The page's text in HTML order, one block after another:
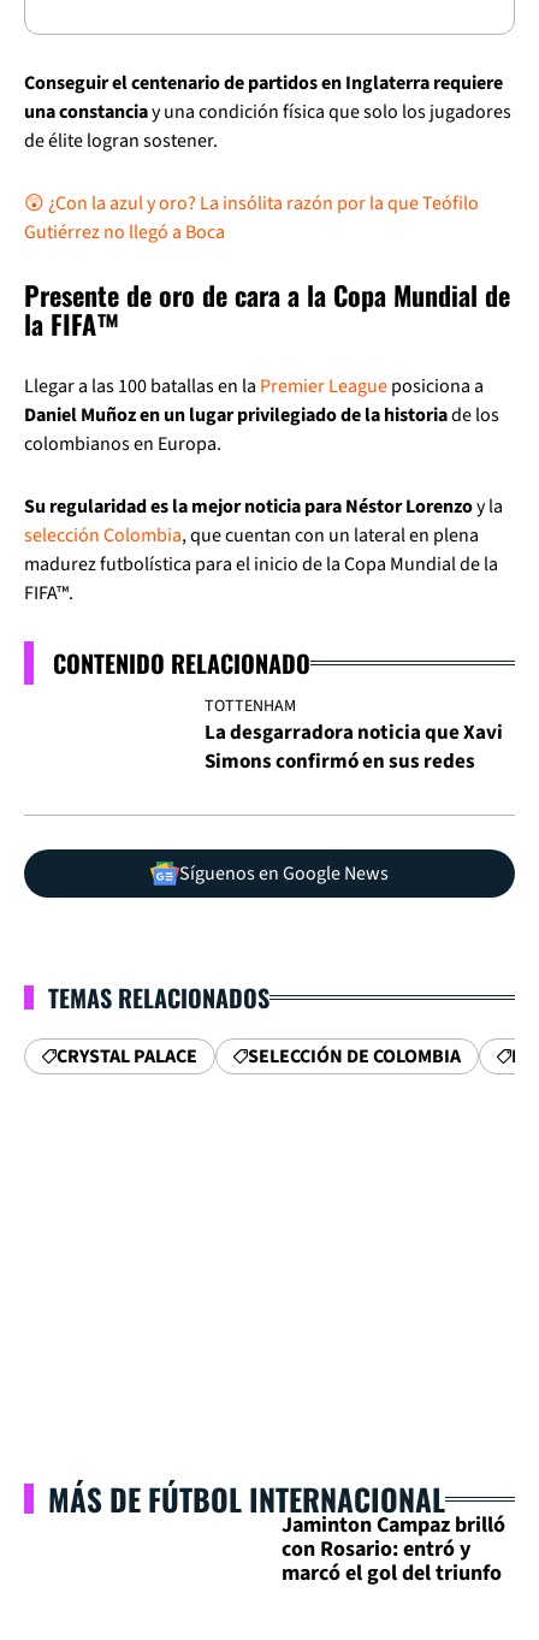
Conseguir el centenario de partidos en Inglaterra requiere
una constanciay una condición física que solo los jugadores
de élite logran sostener.
😲 ¿Con la azul y oro? La insólita razón por la que Teófilo
Gutiérrez no llegó a Boca
Presente de oro de cara a la Copa Mundial de
la FIFA™
Llegar a las 100 batallas en la Premier Leagueposiciona a
Daniel Muñoz en un lugar privilegiado de la historiade los
colombianos en Europa.
Su regularidad es la mejor noticia para Néstor Lorenzoy la
selección Colombia, que cuentan con un lateral en plena
madurez futbolística para el inicio de la Copa Mundial de la
FIFA™.
CONTENIDO RELACIONADO
TOTTENHAM
La desgarradora noticia que Xavi
Simons confirmó en sus redes
Síguenos en Google News
TEMAS RELACIONADOS
CRYSTAL PALACE SELECCIÓN DE COLOMBIA
MÁS DE FÚTBOL INTERNACIONAL
Jaminton Campaz brilló
con Rosario: entró y
marcó el gol del triunfo